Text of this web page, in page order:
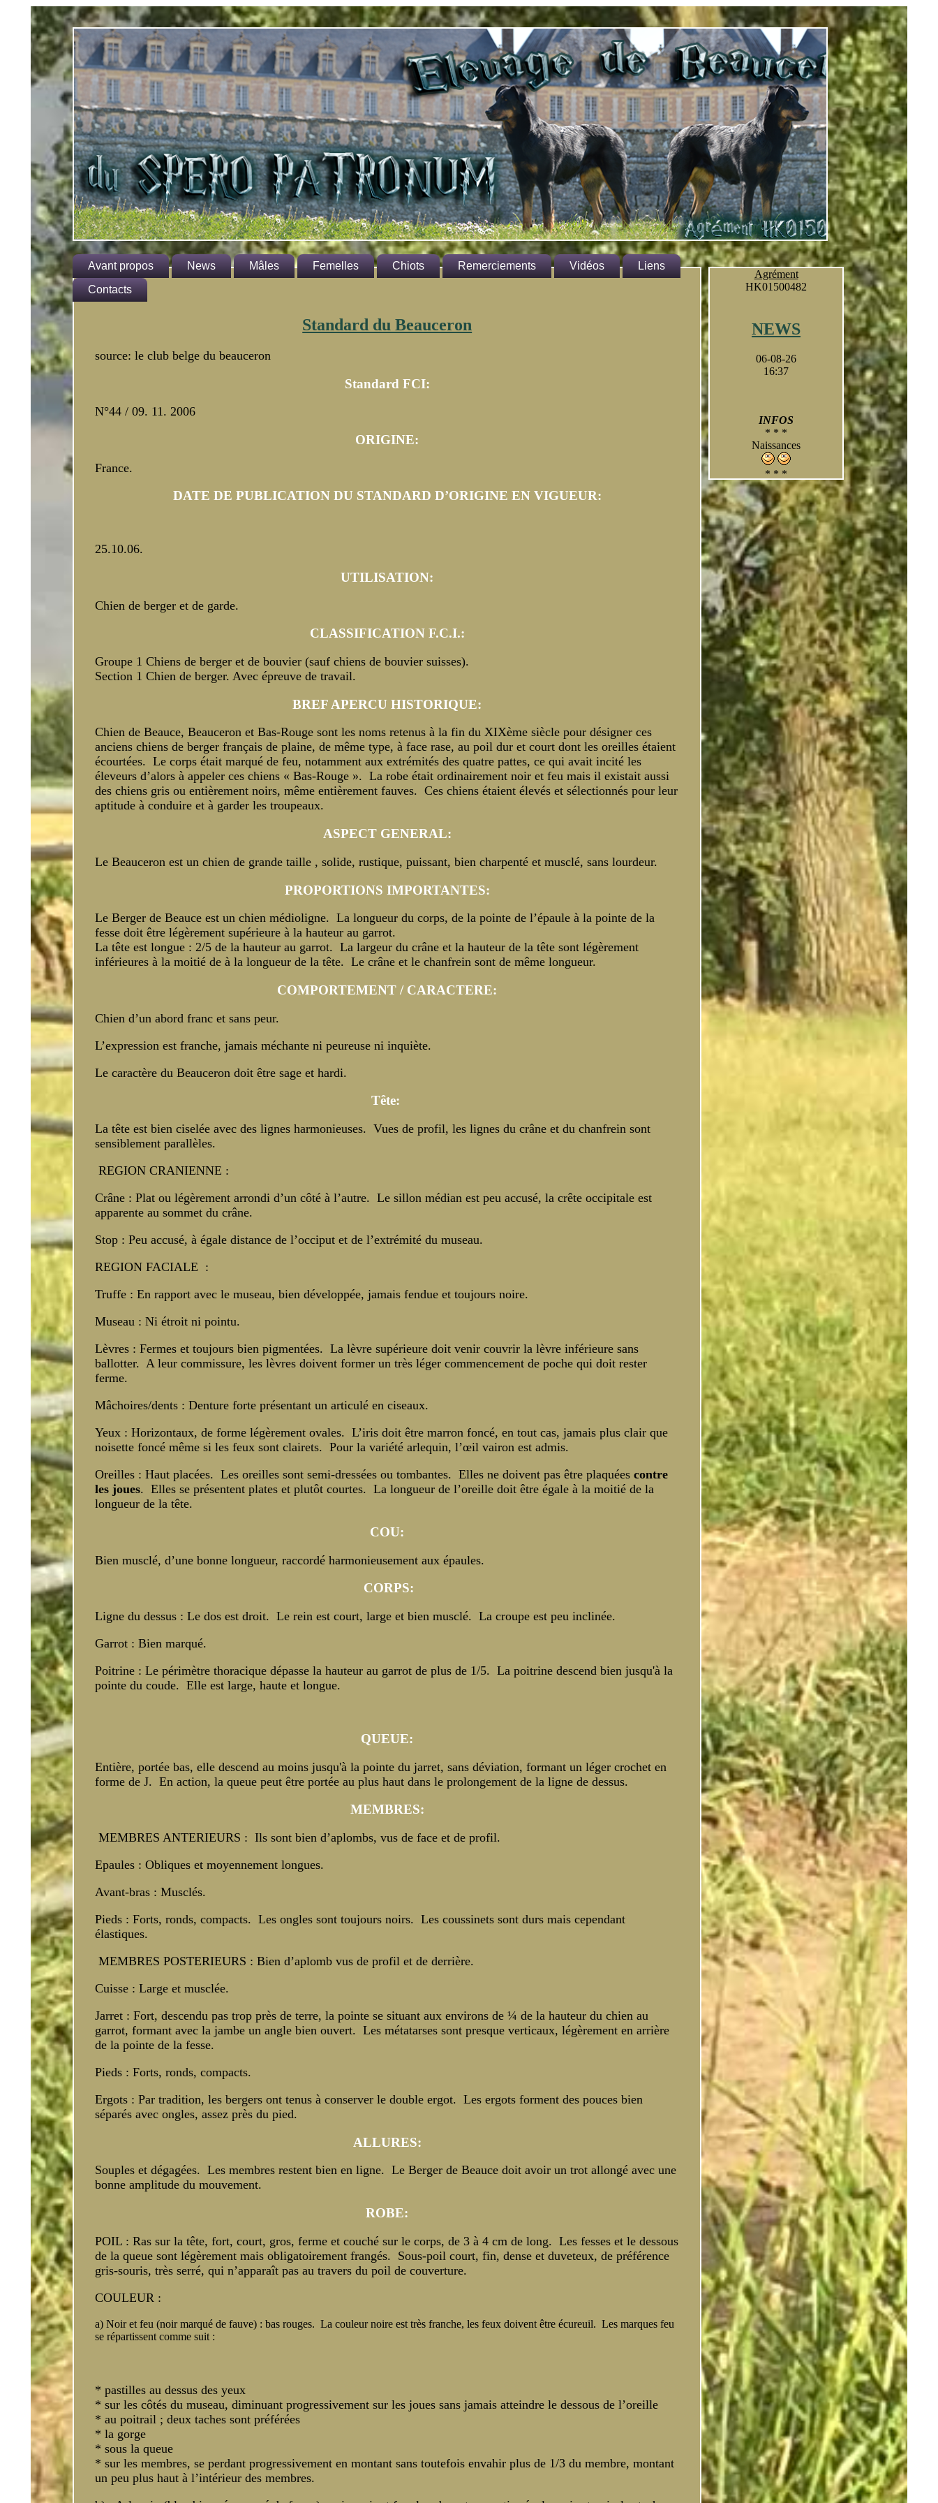
Avant propos
Le standard
News
Mâles
Femelles
Sombral
Chiots
Remerciements
Vidéos
Liens
Contacts
Standard du Beauceron
source: le club belge du beauceron
Standard FCI:
N°44 / 09. 11. 2006
ORIGINE:
France.
DATE DE PUBLICATION DU STANDARD D’ORIGINE EN VIGUEUR:
25.10.06.
UTILISATION:
Chien de berger et de garde.
CLASSIFICATION F.C.I.:
Groupe 1 Chiens de berger et de bouvier (sauf chiens de bouvier suisses).
Section 1 Chien de berger. Avec épreuve de travail.
BREF APERCU HISTORIQUE:
Chien de Beauce, Beauceron et Bas-Rouge sont les noms retenus à la fin du XIXème siècle pour désigner ces
anciens chiens de berger français de plaine, de même type, à face rase, au poil dur et court dont les oreilles étaient
écourtées. Le corps était marqué de feu, notamment aux extrémités des quatre pattes, ce qui avait incité les
éleveurs d’alors à appeler ces chiens « Bas-Rouge ». La robe était ordinairement noir et feu mais il existait aussi
des chiens gris ou entièrement noirs, même entièrement fauves. Ces chiens étaient élevés et sélectionnés pour leur
aptitude à conduire et à garder les troupeaux.
ASPECT GENERAL:
Le Beauceron est un chien de grande taille , solide, rustique, puissant, bien charpenté et musclé, sans lourdeur.
PROPORTIONS IMPORTANTES:
Le Berger de Beauce est un chien médioligne. La longueur du corps, de la pointe de l’épaule à la pointe de la
fesse doit être légèrement supérieure à la hauteur au garrot.
La tête est longue : 2/5 de la hauteur au garrot. La largeur du crâne et la hauteur de la tête sont légèrement
inférieures à la moitié de à la longueur de la tête. Le crâne et le chanfrein sont de même longueur.
COMPORTEMENT / CARACTERE:
Chien d’un abord franc et sans peur.
L’expression est franche, jamais méchante ni peureuse ni inquiète.
Le caractère du Beauceron doit être sage et hardi.
Tête:
La tête est bien ciselée avec des lignes harmonieuses. Vues de profil, les lignes du crâne et du chanfrein sont
sensiblement parallèles.
REGION CRANIENNE :
Crâne : Plat ou légèrement arrondi d’un côté à l’autre. Le sillon médian est peu accusé, la crête occipitale est
apparente au sommet du crâne.
Stop : Peu accusé, à égale distance de l’occiput et de l’extrémité du museau.
REGION FACIALE :
Truffe : En rapport avec le museau, bien développée, jamais fendue et toujours noire.
Museau : Ni étroit ni pointu.
Lèvres : Fermes et toujours bien pigmentées. La lèvre supérieure doit venir couvrir la lèvre inférieure sans
ballotter. A leur commissure, les lèvres doivent former un très léger commencement de poche qui doit rester
ferme.
Mâchoires/dents : Denture forte présentant un articulé en ciseaux.
Yeux : Horizontaux, de forme légèrement ovales. L’iris doit être marron foncé, en tout cas, jamais plus clair que
noisette foncé même si les feux sont clairets. Pour la variété arlequin, l’œil vairon est admis.
Oreilles : Haut placées. Les oreilles sont semi-dressées ou tombantes. Elles ne doivent pas être plaquées contre
les joues. Elles se présentent plates et plutôt courtes. La longueur de l’oreille doit être égale à la moitié de la
longueur de la tête.
COU:
Bien musclé, d’une bonne longueur, raccordé harmonieusement aux épaules.
CORPS:
Ligne du dessus : Le dos est droit. Le rein est court, large et bien musclé. La croupe est peu inclinée.
Garrot : Bien marqué.
Poitrine : Le périmètre thoracique dépasse la hauteur au garrot de plus de 1/5. La poitrine descend bien jusqu'à la
pointe du coude. Elle est large, haute et longue.
QUEUE:
Entière, portée bas, elle descend au moins jusqu'à la pointe du jarret, sans déviation, formant un léger crochet en
forme de J. En action, la queue peut être portée au plus haut dans le prolongement de la ligne de dessus.
MEMBRES:
MEMBRES ANTERIEURS : Ils sont bien d’aplombs, vus de face et de profil.
Epaules : Obliques et moyennement longues.
Avant-bras : Musclés.
Pieds : Forts, ronds, compacts. Les ongles sont toujours noirs. Les coussinets sont durs mais cependant
élastiques.
MEMBRES POSTERIEURS : Bien d’aplomb vus de profil et de derrière.
Cuisse : Large et musclée.
Jarret : Fort, descendu pas trop près de terre, la pointe se situant aux environs de ¼ de la hauteur du chien au
garrot, formant avec la jambe un angle bien ouvert. Les métatarses sont presque verticaux, légèrement en arrière
de la pointe de la fesse.
Pieds : Forts, ronds, compacts.
Ergots : Par tradition, les bergers ont tenus à conserver le double ergot. Les ergots forment des pouces bien
séparés avec ongles, assez près du pied.
ALLURES:
Souples et dégagées. Les membres restent bien en ligne. Le Berger de Beauce doit avoir un trot allongé avec une
bonne amplitude du mouvement.
ROBE:
POIL : Ras sur la tête, fort, court, gros, ferme et couché sur le corps, de 3 à 4 cm de long. Les fesses et le dessous
de la queue sont légèrement mais obligatoirement frangés. Sous-poil court, fin, dense et duveteux, de préférence
gris-souris, très serré, qui n’apparaît pas au travers du poil de couverture.
COULEUR :
a) Noir et feu (noir marqué de fauve) : bas rouges. La couleur noire est très franche, les feux doivent être écureuil. Les marques feu
se répartissent comme suit :
* pastilles au dessus des yeux
* sur les côtés du museau, diminuant progressivement sur les joues sans jamais atteindre le dessous de l’oreille
* au poitrail ; deux taches sont préférées
* la gorge
* sous la queue
* sur les membres, se perdant progressivement en montant sans toutefois envahir plus de 1/3 du membre, montant
un peu plus haut à l’intérieur des membres.
Agrément
HK01500482
NEWS
06-08-26
16:37
Naissances
* * *
A suivre
- photos
- résultats
- portée 2023
* * *